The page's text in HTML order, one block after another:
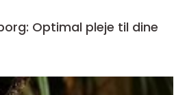
Optimal pleje til dine